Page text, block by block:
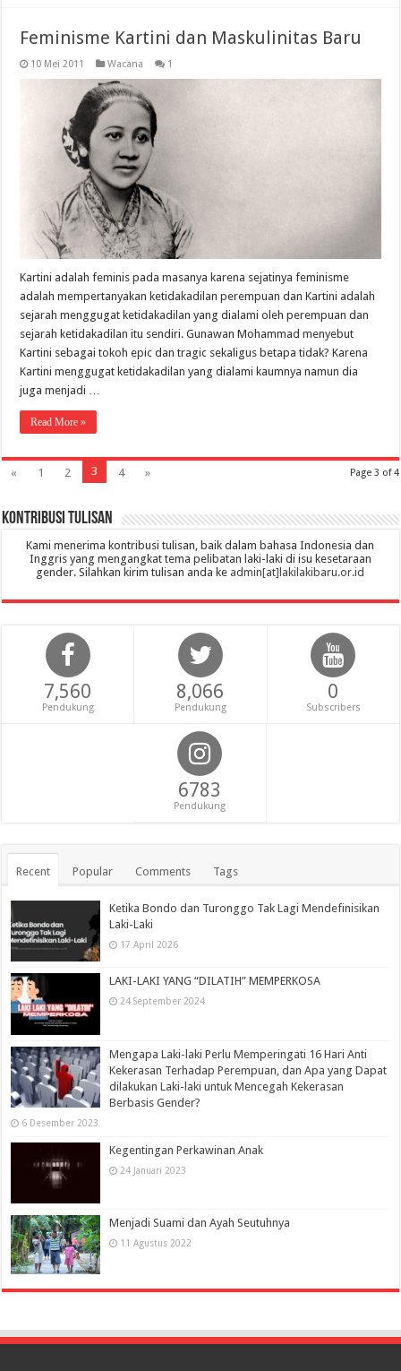
Feminisme Kartini dan Maskulinitas Baru
10 Mei 2011 Wacana 1
Kartini adalah feminis pada masanya karena sejatinya feminisme
adalah mempertanyakan ketidakadilan perempuan dan Kartini adalah
sejarah menggugat ketidakadilan yang dialami oleh perempuan dan
sejarah ketidakadilan itu sendiri. Gunawan Mohammad menyebut
Kartini sebagai tokoh epic dan tragic sekaligus betapa tidak? Karena
Kartini menggugat ketidakadilan yang dialami kaumnya namun dia
juga menjadi …
Read More »
Page 3 of 4
« 1 2 3 4 »
Kontribusi Tulisan
Kami menerima kontribusi tulisan, baik dalam bahasa Indonesia dan
Inggris yang mengangkat tema pelibatan laki-laki di isu kesetaraan
gender. Silahkan kirim tulisan anda ke admin[at]lakilakibaru.or.id
7,560
Pendukung
8,066
Pendukung
0
Subscribers
6783
Pendukung
Recent Popular Comments Tags
Ketika Bondo dan Turonggo Tak Lagi Mendefinisikan
Laki-Laki
17 April 2026
LAKI-LAKI YANG “DILATIH” MEMPERKOSA
24 September 2024
Mengapa Laki-laki Perlu Memperingati 16 Hari Anti
Kekerasan Terhadap Perempuan, dan Apa yang Dapat
dilakukan Laki-laki untuk Mencegah Kekerasan
Berbasis Gender?
6 Desember 2023
Kegentingan Perkawinan Anak
24 Januari 2023
Menjadi Suami dan Ayah Seutuhnya
11 Agustus 2022